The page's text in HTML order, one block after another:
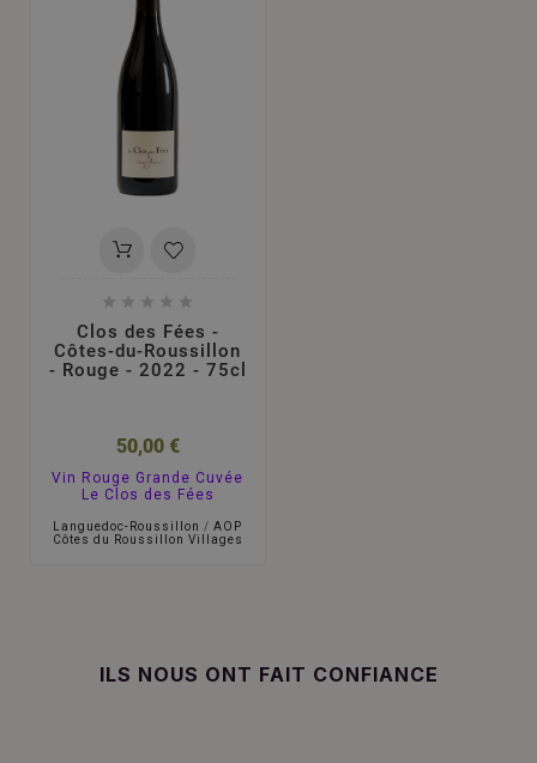
    
Clos des Fées -
Côtes-du-Roussillon
- Rouge - 2022 - 75cl
50,00 €
Vin Rouge Grande Cuvée
Le Clos des Fées
Languedoc-Roussillon /AOP
Côtes du Roussillon Villages
ILS NOUS ONT FAIT CONFIANCE